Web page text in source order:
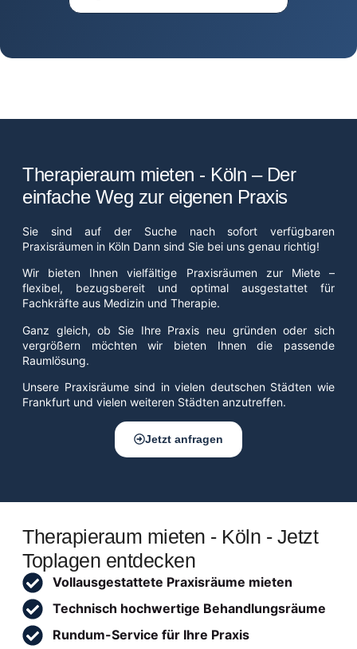
Therapieraum mieten - Köln – Der
einfache Weg zur eigenen Praxis
Sie sind auf der Suche nach sofort verfügbaren
Praxisräumen in Köln Dann sind Sie bei uns genau richtig!
Wir bieten Ihnen vielfältige Praxisräumen zur Miete –
flexibel, bezugsbereit und optimal ausgestattet für
Fachkräfte aus Medizin und Therapie.
Ganz gleich, ob Sie Ihre Praxis neu gründen oder sich
vergrößern möchten wir bieten Ihnen die passende
Raumlösung.
Unsere Praxisräume sind in vielen deutschen Städten wie
Frankfurt und vielen weiteren Städten anzutreffen.
Jetzt anfragen
Therapieraum mieten - Köln - Jetzt
Toplagen entdecken
Vollausgestattete Praxisräume mieten
Technisch hochwertige Behandlungsräume
Rundum-Service für Ihre Praxis